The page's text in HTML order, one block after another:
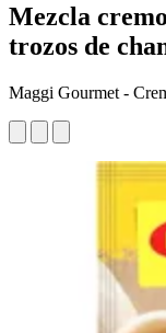
Mezcla
trozos de
Maggi Gourmet -